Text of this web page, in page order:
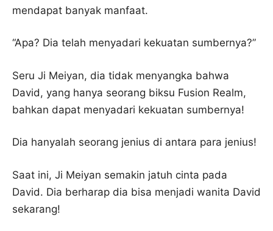
mendapat banyak manfaat.
“Apa? Dia telah menyadari kekuatan sumbernya?”
Seru Ji Meiyan, dia tidak menyangka bahwa
David, yang hanya seorang biksu Fusion Realm,
bahkan dapat menyadari kekuatan sumbernya!
Dia hanyalah seorang jenius di antara para jenius!
Saat ini, Ji Meiyan semakin jatuh cinta pada
David. Dia berharap dia bisa menjadi wanita David
sekarang!